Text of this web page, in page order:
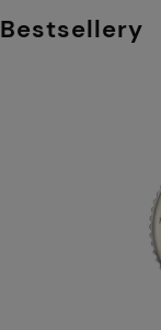
Bestsellery